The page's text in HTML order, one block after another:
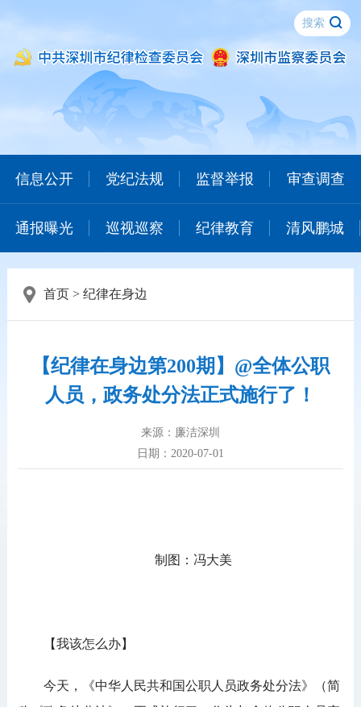
信息公开 党纪法规 监督举报 审查调查
通报曝光 巡视巡察 纪律教育 清风鹏城
首页> 纪律在身边
【纪律在身边第200期】@全体公职
人员，政务处分法正式施行了！
来源：廉洁深圳
日期：2020-07-01
制图：冯大美
【我该怎么办】
今天，《中华人民共和国公职人员政务处分法》（简